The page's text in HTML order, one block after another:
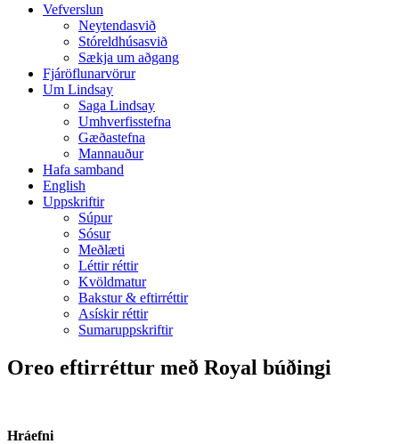
Vefverslun
Neytendasvið
Stóreldhúsasvið
Sækja um aðgang
Fjáröflunarvörur
Um Lindsay
Saga Lindsay
Umhverfisstefna
Gæðastefna
Mannauður
Hafa samband
English
Uppskriftir
Súpur
Sósur
Meðlæti
Léttir réttir
Kvöldmatur
Bakstur & eftirréttir
Asískir réttir
Sumaruppskriftir
Oreo eftirréttur með Royal búðingi
Hráefni